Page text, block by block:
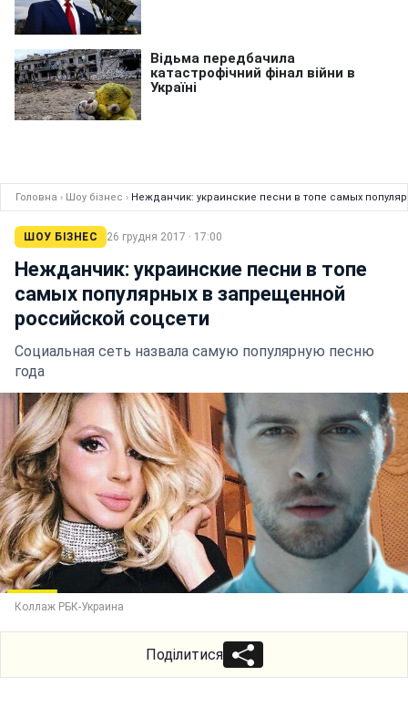
Головна › Шоу бізнес › Нежданчик: украинские песни в топе самых
ШОУ БІЗНЕС 26 грудня 2017 · 17:00
Нежданчик: украинские песни в топе
самых популярных в запрещенной
российской соцсети
Социальная сеть назвала самую популярную песню
года
Коллаж РБК-Украина
Поділитися